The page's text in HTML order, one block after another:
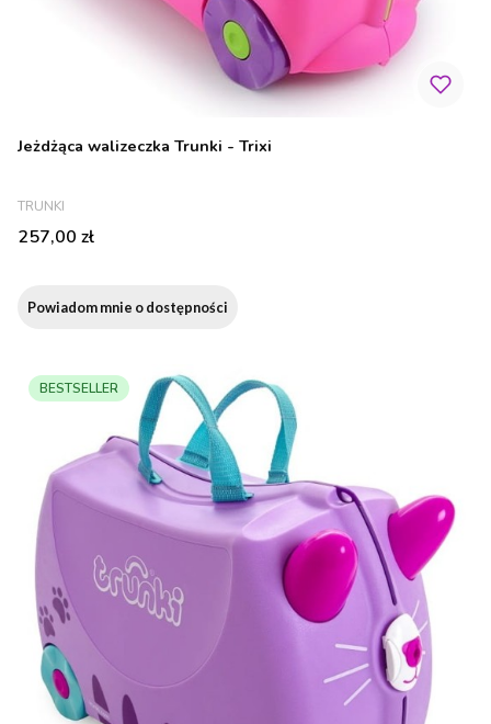
Jeżdżąca walizeczka Trunki - Trixi
PRODUCENT
TRUNKI
Cena
257,00 zł
Powiadom mnie o dostępności
BESTSELLER